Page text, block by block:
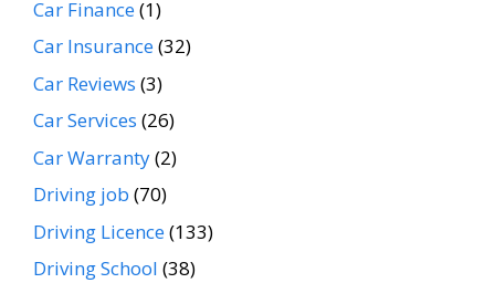
Car Finance(1)
Car Insurance(32)
Car Reviews (3)
Car Services (26)
Car Warranty(2)
Driving job (70)
Driving Licence(133)
Driving School (38)